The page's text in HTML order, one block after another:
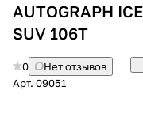
AUTOGRAPH
SUV 106T
0
Нет отзывов
Арт. 09051